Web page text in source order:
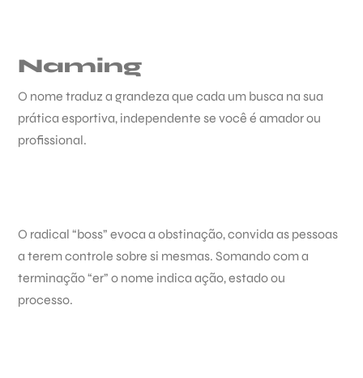
Naming
O nome traduz a grandeza que cada um busca na sua
prática esportiva, independente se você é amador ou
profissional.
O radical “boss” evoca a obstinação, convida as pessoas
a terem controle sobre si mesmas. Somando com a
terminação “er” o nome indica ação, estado ou
processo.